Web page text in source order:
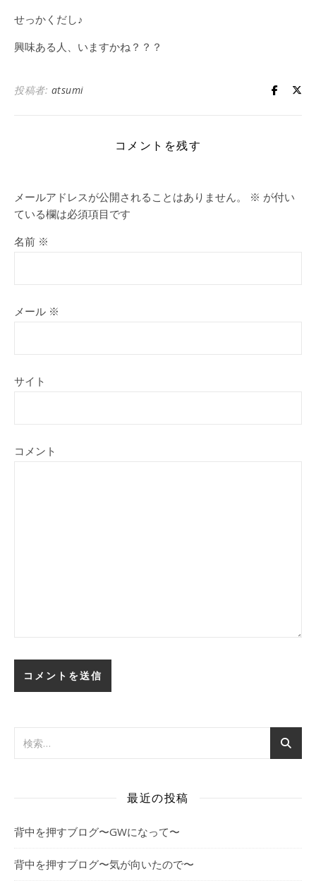
せっかくだし♪
興味ある人、いますかね？？？
投稿者: atsumi
コメントを残す
メールアドレスが公開されることはありません。 ※ が付い
ている欄は必須項目です
名前 ※
メール ※
サイト
コメント
最近の投稿
背中を押すブログ〜GWになって〜
背中を押すブログ〜気が向いたので〜